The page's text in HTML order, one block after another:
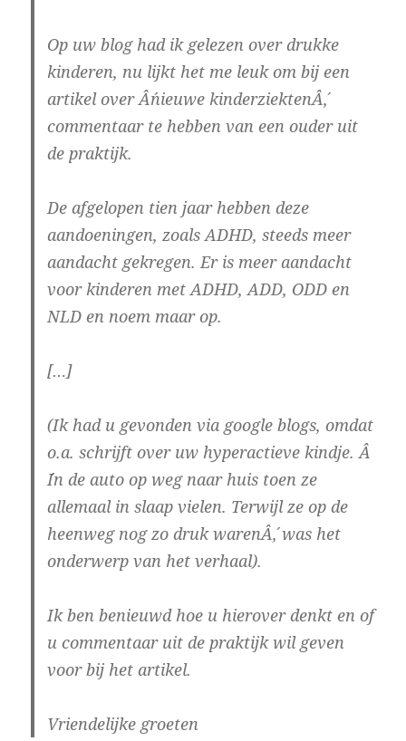
Op uw blog had ik gelezen over drukke
kinderen, nu lijkt het me leuk om bij een
artikel over Â´nieuwe kinderziektenÂ´,
commentaar te hebben van een ouder uit
de praktijk.
De afgelopen tien jaar hebben deze
aandoeningen, zoals ADHD, steeds meer
aandacht gekregen. Er is meer aandacht
voor kinderen met ADHD, ADD, ODD en
NLD en noem maar op.
[…]
(Ik had u gevonden via google blogs, omdat
o.a. schrijft over uw hyperactieve kindje. Â
´In de auto op weg naar huis toen ze
allemaal in slaap vielen. Terwijl ze op de
heenweg nog zo druk warenÂ´, was het
onderwerp van het verhaal).
Ik ben benieuwd hoe u hierover denkt en of
u commentaar uit de praktijk wil geven
voor bij het artikel.
Vriendelijke groeten